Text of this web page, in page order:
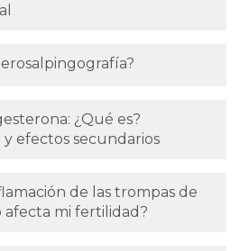
¿Qué es?
efectos secundarios
de las trompas de
afecta mi fertilidad?